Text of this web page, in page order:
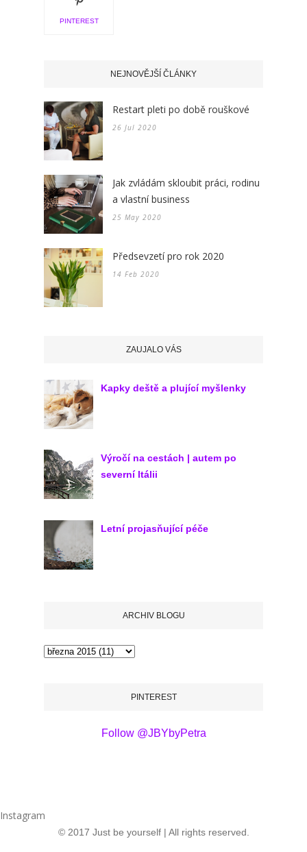
PINTEREST
NEJNOVĚJŠÍ ČLÁNKY
Restart pleti po době rouškové
26 Jul 2020
Jak zvládám skloubit práci, rodinu
a vlastní business
25 May 2020
Předsevzetí pro rok 2020
14 Feb 2020
ZAUJALO VÁS
Kapky deště a plující myšlenky
Výročí na cestách | autem po
severní Itálii
Letní projasňující péče
ARCHIV BLOGU
PINTEREST
Follow @JBYbyPetra
Instagram
© 2017 Just be yourself | All rights reserved.